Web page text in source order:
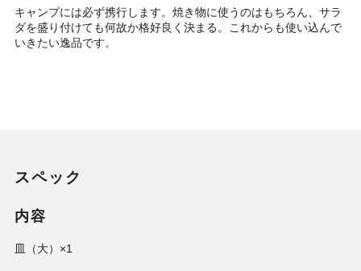
キャンプには必ず携行します。焼き物に使うのはもちろん、サラ
ダを盛り付けても何故か格好良く決まる。これからも使い込んで
いきたい逸品です。
スペック
内容
皿（大）×1